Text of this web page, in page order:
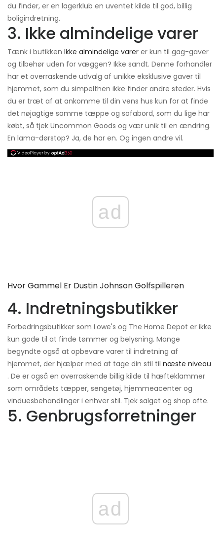
du finder, er en lagerklub en uventet kilde til god, billig
boligindretning.
3. Ikke almindelige varer
Tænk i butikken Ikke almindelige varer er kun til gag-gaver
og tilbehør uden for væggen? Ikke sandt. Denne forhandler
har et overraskende udvalg af unikke eksklusive gaver til
hjemmet, som du simpelthen ikke finder andre steder. Hvis
du er træt af at ankomme til din vens hus kun for at finde
det nøjagtige samme tæppe og sofabord, som du lige har
købt, så tjek Uncommon Goods og vær unik til en ændring.
En lama-dørstop? Ja, de har en. Og ingen andre vil.
ad
Hvor Gammel Er Dustin Johnson Golfspilleren
4. Indretningsbutikker
Forbedringsbutikker som Lowe's og The Home Depot er ikke
kun gode til at finde tømmer og belysning. Mange
begyndte også at opbevare varer til indretning af
hjemmet, der hjælper med at tage din stil til næste niveau
. De er også en overraskende billig kilde til hæfteklammer
som områdets tæpper, sengetøj, hjemmeacenter og
vinduesbehandlinger i enhver stil. Tjek salget og shop ofte.
5. Genbrugsforretninger
ad